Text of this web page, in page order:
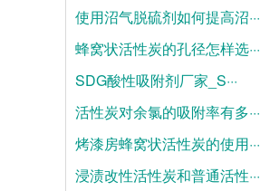
2025-06-19
使用沼气脱硫剂如何提高沼···
2025-06-12
蜂窝状活性炭的孔径怎样选···
2025-06-05
SDG酸性吸附剂厂家_S···
2025-05-28
活性炭对余氯的吸附率有多···
2025-05-21
烤漆房蜂窝状活性炭的使用···
2025-05-14
浸渍改性活性炭和普通活性···